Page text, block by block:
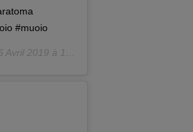
#muoio
2019 à 10 :20 PDT